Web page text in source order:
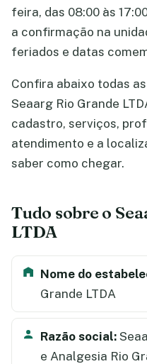
feira, das 08:00 às
a confirmação na
feriados e datas
Confira abaixo todas
Seaarg Rio Grande
cadastro, serviços,
atendimento e a
saber como chegar.
Tudo sobre o
LTDA
Nome do
Grande LTDA
Razão social:
e Analgesia Rio